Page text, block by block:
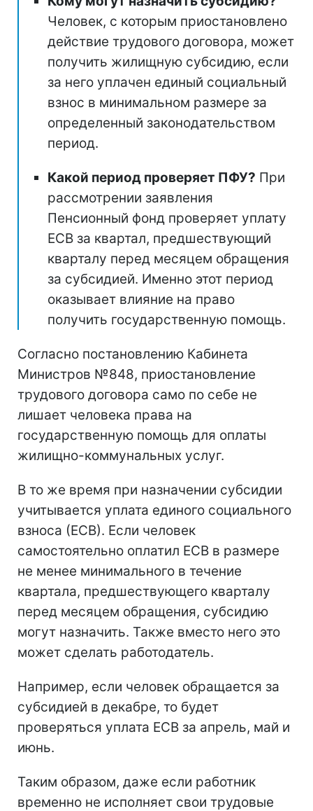
Человек, с которым приостановлено
действие трудового договора, может
получить жилищную субсидию, если
за него уплачен единый социальный
взнос в минимальном размере за
определенный законодательством
период.
Какой период проверяет ПФУ? При
рассмотрении заявления
Пенсионный фонд проверяет уплату
ЕСВ за квартал, предшествующий
кварталу перед месяцем обращения
за субсидией. Именно этот период
оказывает влияние на право
получить государственную помощь.
Согласно постановлению Кабинета
Министров №848, приостановление
трудового договора само по себе не
лишает человека права на
государственную помощь для оплаты
жилищно-коммунальных услуг.
В то же время при назначении субсидии
учитывается уплата единого социального
взноса (ЕСВ). Если человек
самостоятельно оплатил ЕСВ в размере
не менее минимального в течение
квартала, предшествующего кварталу
перед месяцем обращения, субсидию
могут назначить. Также вместо него это
может сделать работодатель.
Например, если человек обращается за
субсидией в декабре, то будет
проверяться уплата ЕСВ за апрель, май и
июнь.
Таким образом, даже если работник
временно не исполняет свои трудовые